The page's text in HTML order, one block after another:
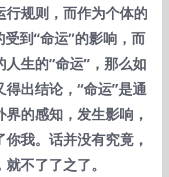
行规则，而作为个体的
受到“命运”的影响，而
人生的“命运”，那么如
得出结论，“命运”是通
的感知，发生影响，
我。话并没有究竟，
不了了之了。